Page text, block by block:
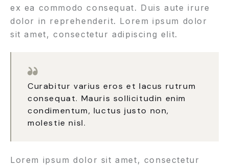
ex ea commodo consequat. Duis aute irure
dolor in reprehenderit. Lorem ipsum dolor
sit amet, consectetur adipiscing elit.
Curabitur varius eros et lacus rutrum
consequat. Mauris sollicitudin enim
condimentum, luctus justo non,
molestie nisl.
Lorem ipsum dolor sit amet, consectetur